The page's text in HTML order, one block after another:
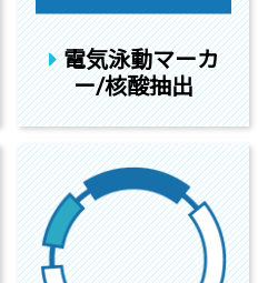
電気泳動マーカ
ー/核酸抽出